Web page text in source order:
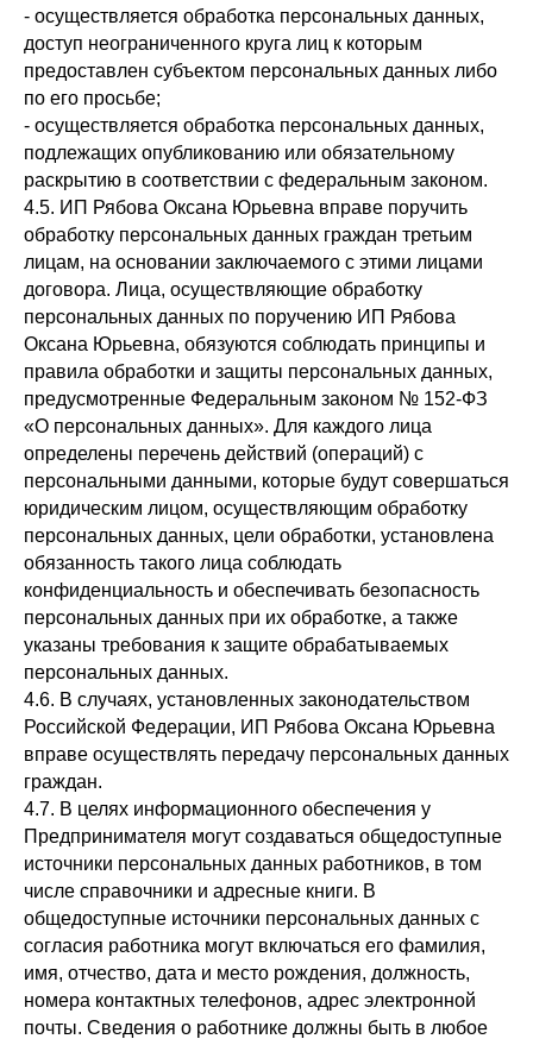
- осуществляется обработка персональных данных,
доступ неограниченного круга лиц к которым
предоставлен субъектом персональных данных либо
по его просьбе;
- осуществляется обработка персональных данных,
подлежащих опубликованию или обязательному
раскрытию в соответствии с федеральным законом.
4.5. ИП Рябова Оксана Юрьевна вправе поручить
обработку персональных данных граждан третьим
лицам, на основании заключаемого с этими лицами
договора. Лица, осуществляющие обработку
персональных данных по поручению ИП Рябова
Оксана Юрьевна, обязуются соблюдать принципы и
правила обработки и защиты персональных данных,
предусмотренные Федеральным законом № 152-ФЗ
«О персональных данных». Для каждого лица
определены перечень действий (операций) с
персональными данными, которые будут совершаться
юридическим лицом, осуществляющим обработку
персональных данных, цели обработки, установлена
обязанность такого лица соблюдать
конфиденциальность и обеспечивать безопасность
персональных данных при их обработке, а также
указаны требования к защите обрабатываемых
персональных данных.
4.6. В случаях, установленных законодательством
Российской Федерации, ИП Рябова Оксана Юрьевна
вправе осуществлять передачу персональных данных
граждан.
4.7. В целях информационного обеспечения у
Предпринимателя могут создаваться общедоступные
источники персональных данных работников, в том
числе справочники и адресные книги. В
общедоступные источники персональных данных с
согласия работника могут включаться его фамилия,
имя, отчество, дата и место рождения, должность,
номера контактных телефонов, адрес электронной
почты. Сведения о работнике должны быть в любое